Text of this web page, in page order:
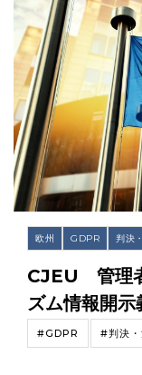
欧州 GDPR 判決
CJEU 管理
ズム情報開
#GDPR #判決・